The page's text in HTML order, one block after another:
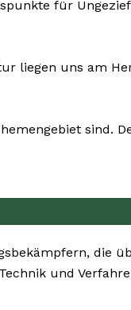
für
liegen uns am
sind.
die
und